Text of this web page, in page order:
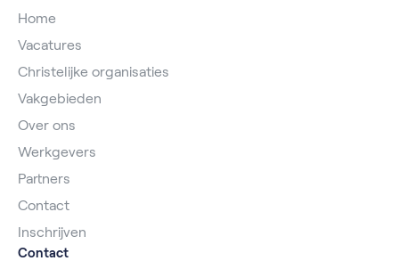
Home
Vacatures
Christelijke organisaties
Vakgebieden
Over ons
Werkgevers
Partners
Contact
Inschrijven
Contact